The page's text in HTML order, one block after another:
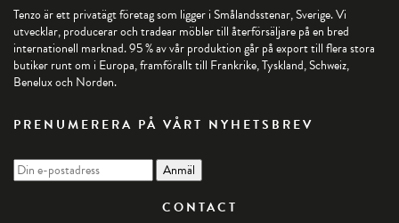
Tenzo är ett privatägt företag som ligger i Smålandsstenar, Sverige. Vi
utvecklar, producerar och tradear möbler till återförsäljare på en bred
internationell marknad. 95 % av vår produktion går på export till flera stora
butiker runt om i Europa, framförallt till Frankrike, Tyskland, Schweiz,
Benelux och Norden.
PRENUMERERA PÅ VÅRT NYHETSBREV
CONTACT